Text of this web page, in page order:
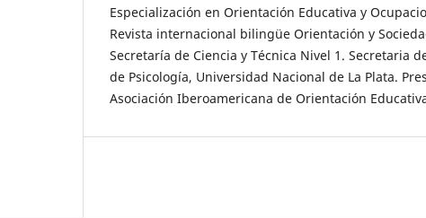
Especialización en Orientación Educativa y
Revista internacional bilingüe Orientación y
Secretaría de Ciencia y Técnica Nivel 1. Secretaria
de Psicología, Universidad Nacional de La Plata.
Asociación Iberoamericana de Orientación